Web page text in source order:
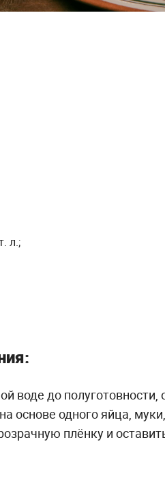
л.;
воде до полуготовности,
основе одного яйца,
плёнку и